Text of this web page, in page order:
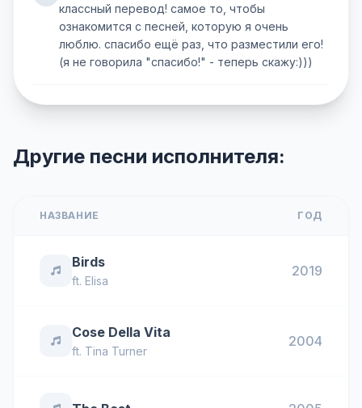
классный перевод! самое то, чтобы
ознакомится с песней, которую я очень
люблю. спасибо ещё раз, что разместили его!
(я не говорила "спасибо!" - теперь скажу:)))
Другие песни исполнителя:
НАЗВАНИЕ ГОД
Birds
ft. Elisa
2019
Cose Della Vita
ft. Tina Turner
2004